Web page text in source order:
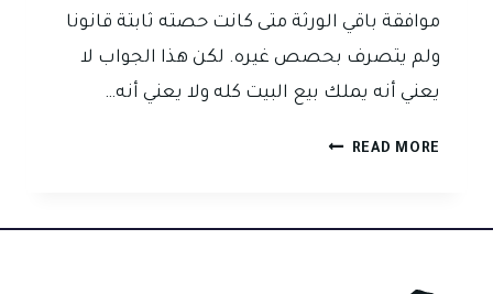
موافقة باقي الورثة متى كانت حصته ثابتة قانونا
ولم يتصرف بحصص غيره. لكن هذا الجواب لا
يعني أنه يملك بيع البيت كله ولا يعني أنه…
READ MORE هل
حصة